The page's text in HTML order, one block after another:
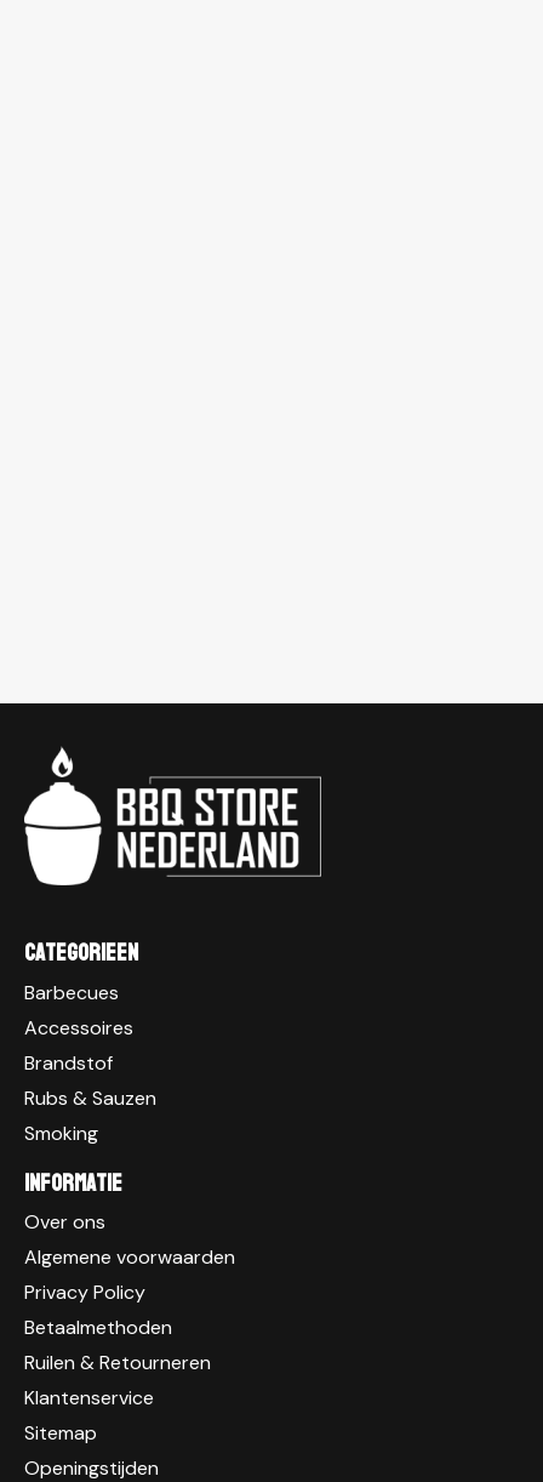
Categorieen
Barbecues
Accessoires
Brandstof
Rubs & Sauzen
Smoking
Informatie
Over ons
Algemene voorwaarden
Privacy Policy
Betaalmethoden
Ruilen & Retourneren
Klantenservice
Sitemap
Openingstijden